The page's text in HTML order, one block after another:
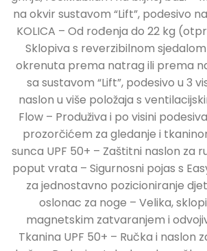
na okvir sustavom “Lift”, podesivo
KOLICA – Od rođenja do 22 kg
Sklopiva s reverzibilnom
okrenuta prema natrag ili prema
sa sustavom “Lift”, podesivo u 3
naslon u više položaja s
Flow – Produživa i po visini
prozorčićem za gledanje i
sunca UPF 50+ – Zaštitni naslon za
poput vrata – Sigurnosni pojas s
za jednostavno pozicioniranje
oslonac za noge – Velika,
magnetskim zatvaranjem i
Tkanina UPF 50+ – Ručka i naslon